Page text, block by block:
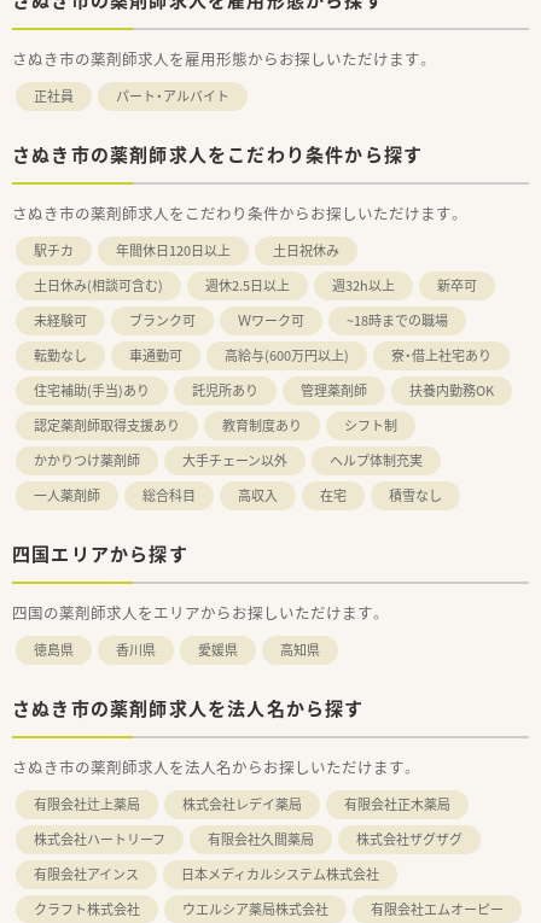
さぬき市の薬剤師求人を雇用形態からお探しいただけます。
正社員 パート・アルバイト
さぬき市の薬剤師求人をこだわり条件から探す
さぬき市の薬剤師求人をこだわり条件からお探しいただけます。
駅チカ 年間休日120日以上
土日祝休み
土日休み(相談可含む)
週休2.5日以上 週32h以上
新卒可
未経験可
ブランク可 Ｗワーク可
~18時までの職場
転勤なし
車通勤可 高給与(600万円以上)
寮・借上社宅あり
住宅補助(手当)あり
託児所あり 管理薬剤師
扶養内勤務OK
認定薬剤師取得支援あり
教育制度あり
シフト制
かかりつけ薬剤師
大手チェーン以外
ヘルプ体制充実
一人薬剤師
総合科目 高収入 在宅 積雪なし
四国エリアから探す
四国の薬剤師求人をエリアからお探しいただけます。
徳島県 香川県 愛媛県 高知県
さぬき市の薬剤師求人を法人名から探す
さぬき市の薬剤師求人を法人名からお探しいただけます。
有限会社辻上薬局 株式会社レデイ薬局
有限会社正木薬局
株式会社ハートリーフ
有限会社久間薬局
株式会社ザグザグ
有限会社アインス
日本メディカルシステム株式会社
クラフト株式会社
ウエルシア薬局株式会社
有限会社エムオーピー